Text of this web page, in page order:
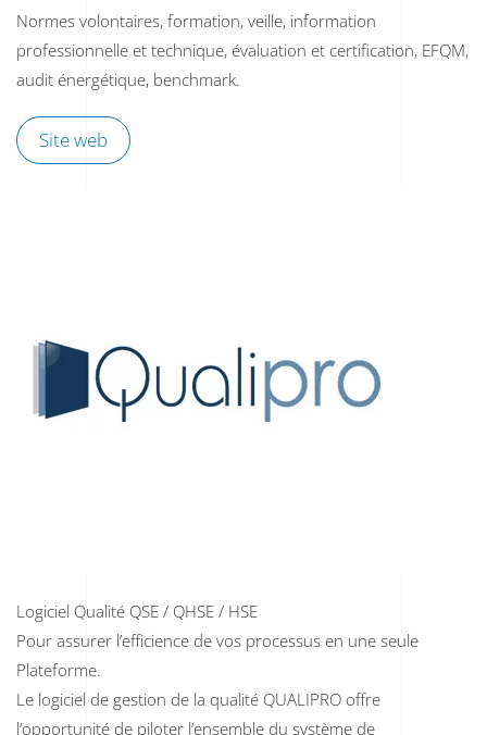
Normes volontaires, formation, veille, information
professionnelle et technique, évaluation et certification, EFQM,
audit énergétique, benchmark.
Site web
Logiciel Qualité QSE / QHSE / HSE
Pour assurer l’efficience de vos processus en une seule
Plateforme.
Le logiciel de gestion de la qualité QUALIPRO offre
l’opportunité de piloter l’ensemble du système de